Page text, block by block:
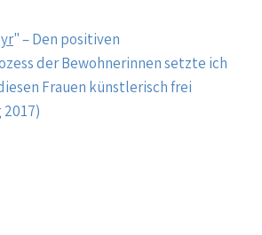
" – Den positiven
der Bewohnerinnen setzte ich
Frauen künstlerisch frei